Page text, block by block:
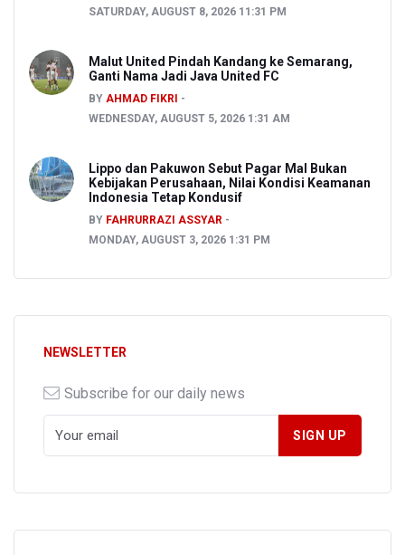
SATURDAY, AUGUST 8, 2026 11:31 PM
Malut United Pindah Kandang ke Semarang,
Ganti Nama Jadi Java United FC
BY AHMAD FIKRI
WEDNESDAY, AUGUST 5, 2026 1:31 AM
Lippo dan Pakuwon Sebut Pagar Mal Bukan
Kebijakan Perusahaan, Nilai Kondisi Keamanan
Indonesia Tetap Kondusif
BY FAHRURRAZI ASSYAR
MONDAY, AUGUST 3, 2026 1:31 PM
NEWSLETTER
Subscribe for our daily news